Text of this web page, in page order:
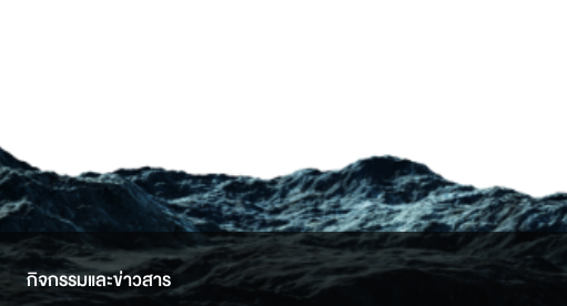
กิจกรรมและข่าวสาร